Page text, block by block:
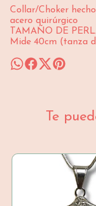
Collar/Choker
acero quirúrgico
TAMAÑO DE
Mide 40cm (tanza
Te